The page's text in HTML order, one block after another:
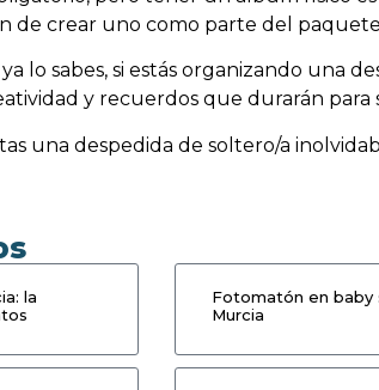
de crear uno como parte del
lo sabes, si estás organizando una
y recuerdos que durarán
una despedida de soltero/a
la
Fotomatón en baby
Murcia